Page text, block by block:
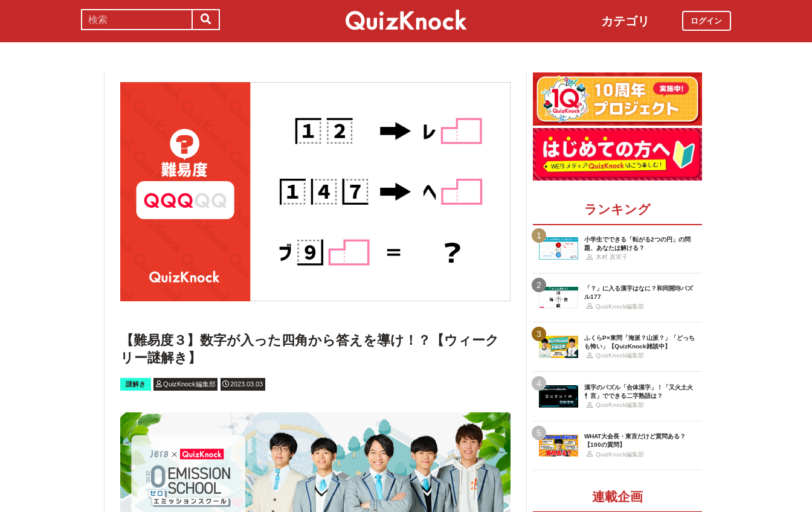
カテゴリ ログイン
【難易度３】数字が入った四角から答えを導け！？【ウィーク
リー謎解き】
謎解き QuizKnock編集部 2023.03.03
ランキング
1
小学生でできる「転がる2つの円」の問
題、あなたは解ける？
木村 真実子
2
「？」に入る漢字はなに？和同開珎パズ
ル177
QuizKnock編集部
3
ふくらP×東問「海派？山派？」「どっち
も怖い」【QuizKnock雑談中】
QuizKnock編集部
4
漢字のパズル「合体漢字」！「又火土火
忄言」でできる二字熟語は？
QuizKnock編集部
5
WHAT大会長・東言だけど質問ある？
【100の質問】
QuizKnock編集部
連載企画